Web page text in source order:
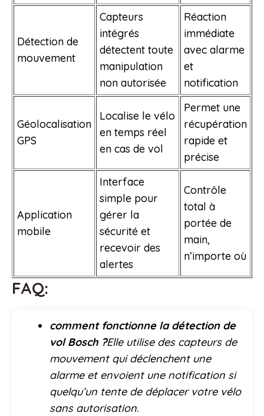
Détection de
mouvement
Capteurs
intégrés
détectent toute
manipulation
non autorisée
Réaction
immédiate
avec alarme
et
notification
Géolocalisation
GPS
Localise le vélo
en temps réel
en cas de vol
Permet une
récupération
rapide et
précise
Application
mobile
Interface
simple pour
gérer la
sécurité et
recevoir des
alertes
Contrôle
total à
portée de
main,
n’importe où
FAQ:
comment fonctionne la détection de
vol Bosch ?Elle utilise des capteurs de
mouvement qui déclenchent une
alarme et envoient une notification si
quelqu’un tente de déplacer votre vélo
sans autorisation.